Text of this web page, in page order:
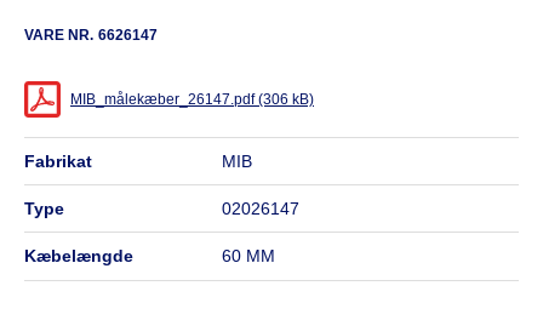
VARE NR. 6626147
MIB_målekæber_26147.pdf (306 kB)
fabrikat MIB
type 02026147
kæbelængde 60 MM